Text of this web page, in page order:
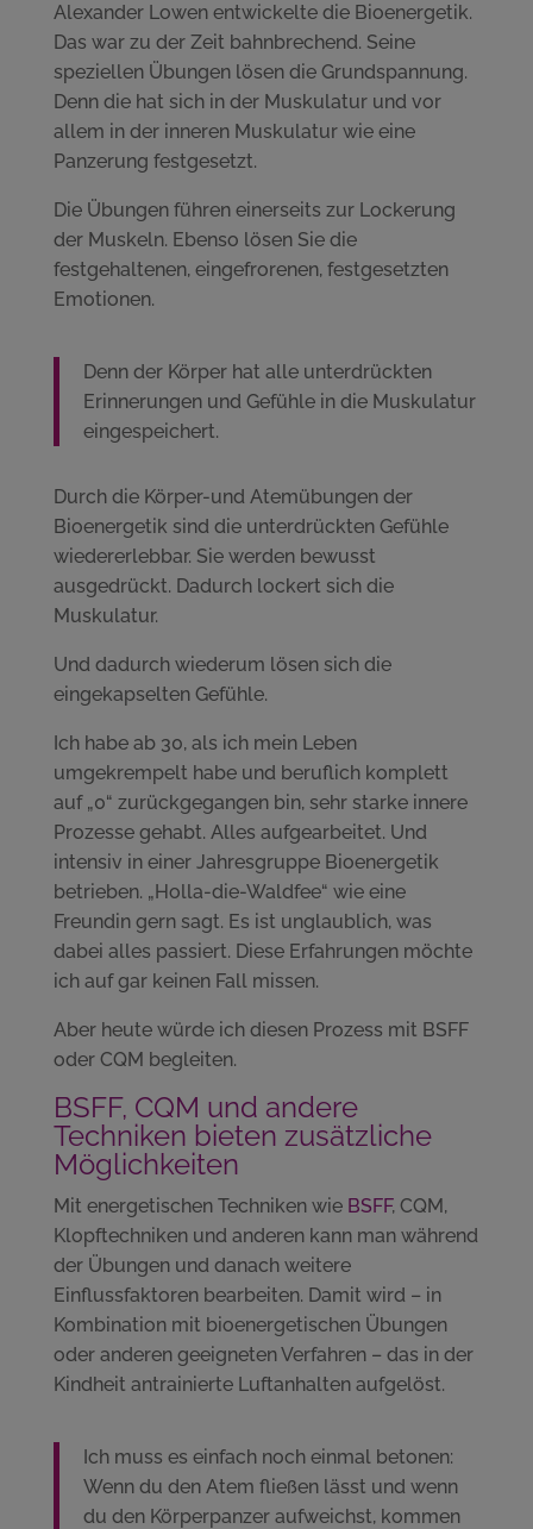
Alexander Lowen entwickelte die Bioenergetik.
Das war zu der Zeit bahnbrechend. Seine
speziellen Übungen lösen die Grundspannung.
Denn die hat sich in der Muskulatur und vor
allem in der inneren Muskulatur wie eine
Panzerung festgesetzt.
Die Übungen führen einerseits zur Lockerung
der Muskeln. Ebenso lösen Sie die
festgehaltenen, eingefrorenen, festgesetzten
Emotionen.
Denn der Körper hat alle unterdrückten
Erinnerungen und Gefühle in die Muskulatur
eingespeichert.
Durch die Körper-und Atemübungen der
Bioenergetik sind die unterdrückten Gefühle
wiedererlebbar. Sie werden bewusst
ausgedrückt. Dadurch lockert sich die
Muskulatur.
Und dadurch wiederum lösen sich die
eingekapselten Gefühle.
Ich habe ab 30, als ich mein Leben
umgekrempelt habe und beruflich komplett
auf „0“ zurückgegangen bin, sehr starke innere
Prozesse gehabt. Alles aufgearbeitet. Und
intensiv in einer Jahresgruppe Bioenergetik
betrieben. „Holla-die-Waldfee“ wie eine
Freundin gern sagt. Es ist unglaublich, was
dabei alles passiert. Diese Erfahrungen möchte
ich auf gar keinen Fall missen.
Aber heute würde ich diesen Prozess mit BSFF
oder CQM begleiten.
BSFF, CQM und andere
Techniken bieten zusätzliche
Möglichkeiten
Mit energetischen Techniken wie BSFF, CQM,
Klopftechniken und anderen kann man während
der Übungen und danach weitere
Einflussfaktoren bearbeiten. Damit wird – in
Kombination mit bioenergetischen Übungen
oder anderen geeigneten Verfahren – das in der
Kindheit antrainierte Luftanhalten aufgelöst.
Ich muss es einfach noch einmal betonen:
Wenn du den Atem fließen lässt und wenn
du den Körperpanzer aufweichst, kommen